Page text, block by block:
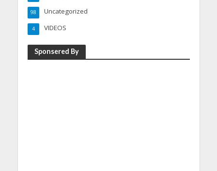
Uncategorized
98
VIDEOS
4
Sponsered By